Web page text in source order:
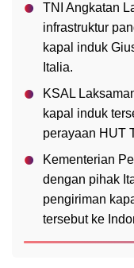
TNI Angkatan
infrastruktur
kapal induk
Italia.
KSAL
kapal induk
perayaan HUT
Kementerian
dengan pihak
pengiriman
tersebut ke